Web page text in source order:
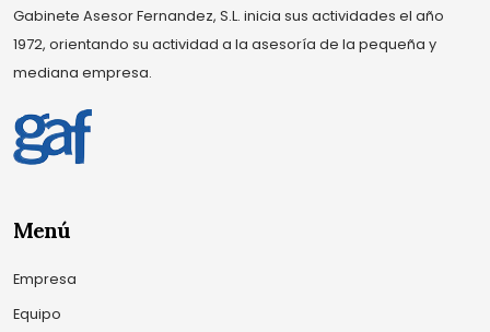
Gabinete Asesor Fernandez, S.L. inicia sus actividades el año
1972, orientando su actividad a la asesoría de la pequeña y
mediana empresa.
Menú
Empresa
Equipo